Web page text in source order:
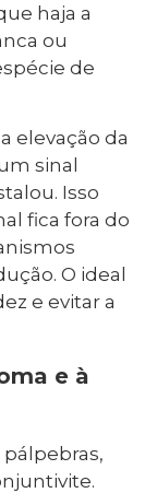
haja a
ou
de
elevação da
sinal
Isso
fica fora do
O ideal
e evitar a
e à